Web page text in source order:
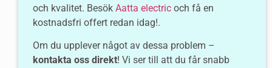
och kvalitet. Besök Aatta electric och få en
kostnadsfri offert redan idag!.
Om du upplever något av dessa problem –
kontakta oss direkt! Vi ser till att du får snabb